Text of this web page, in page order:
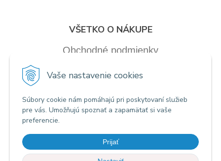
Vaše nastavenie cookies
Súbory cookie nám pomáhajú pri poskytovaní služieb
pre vás. Umožňujú spoznať a zapamätať si vaše
preferencie.
Prijať
VŠETKO O NÁKUPE
Obchodné podmienky